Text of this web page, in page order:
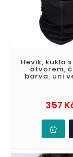
Hevik, kukla
otvorem,
barva, uni
357